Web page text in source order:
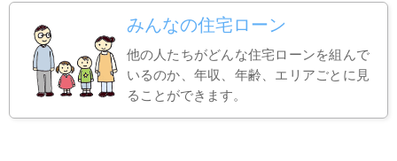
みんなの住宅ローン
他の人たちがどんな住宅ローンを組んで
いるのか、年収、年齢、エリアごとに見
ることができます。